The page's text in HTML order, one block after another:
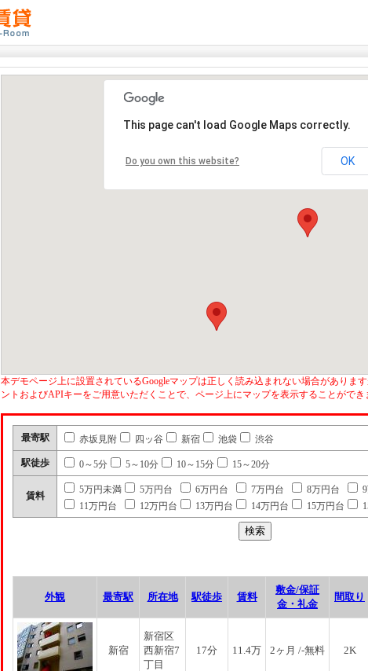
This page can't load Google Maps correctly.
Do you own this website? OK
本デモページ上に設置されているGoogleマップは正しく読み込まれない場合がありま
ントおよびAPIキーをご用意いただくことで、ページ上にマップを表示することができ
最寄駅 赤坂見附 四ッ谷 新宿 池袋 渋谷
駅徒歩 0～5分 5～10分 10～15分 15～20分
賃料
5万円未満 5万円台 6万円台 7万円台 8万円台
11万円台
12万円台 13万円台 14万円台 15万円台
外観 最寄駅 所在地 駅徒歩 賃料
敷金/保証
金・礼金
間取り
新宿
新宿区
西新宿7
丁目
17分 11.4万 2ヶ月 /-無料 2K